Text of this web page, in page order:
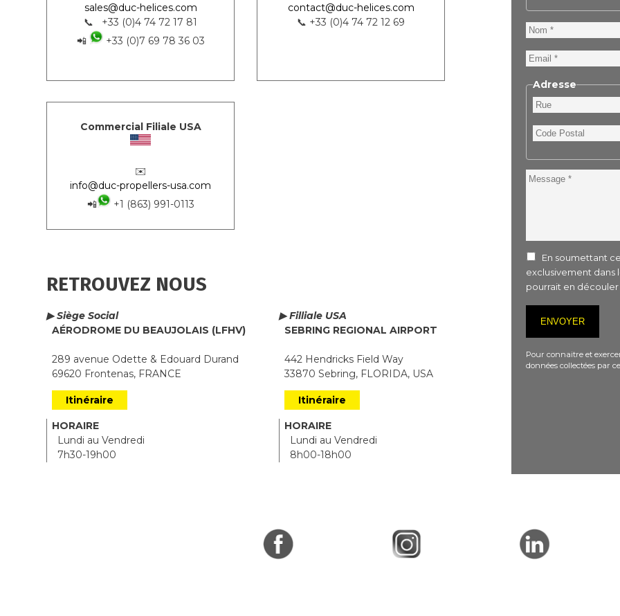
sales@duc-helices.com
📞 +33 (0)4 74 72 17 81
📲
+33 (0)7 69 78 36 03
contact@duc-helices.com
📞 +33 (0)4 74 72 12 69
Commercial Filiale USA
✉️
info@duc-propellers-usa.com
📲
+1 (863) 991-0113
RETROUVEZ NOUS
▶ Siège Social
AÉRODROME DU BEAUJOLAIS (LFHV)
289 avenue Odette & Edouard Durand
69620 Frontenas, FRANCE
Itinéraire
HORAIRE
Lundi au Vendredi
7h30-19h00
▶ Filliale USA
SEBRING REGIONAL AIRPORT
442 Hendricks Field Way
33870 Sebring, FLORIDA, USA
Itinéraire
HORAIRE
Lundi au Vendredi
8h00-18h00
Nom
Email
Adresse
Rue
Code
Postal
Message
En soumettant
exclusivement
pourrait en découler
Pour connaitre et
données collectées par